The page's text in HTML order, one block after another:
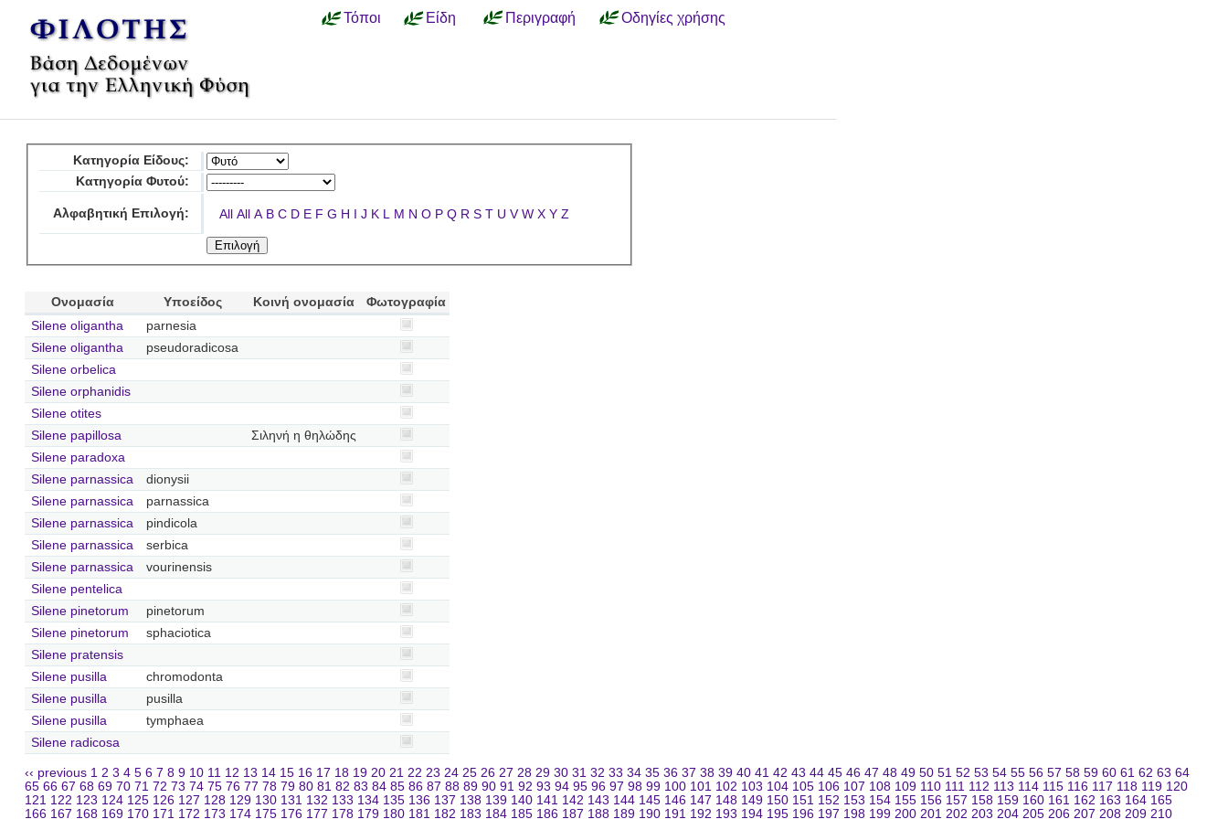
Τόποι Είδη Περιγραφή Οδηγίες χρήσης
Κατηγορία Είδους:
Κατηγορία Φυτού:
Αλφαβητική Επιλογή: All All A B C D E F G H I J K L M N O P Q R S T U V W X Y Z
Ονομασία Υποείδος Κοινή ονομασία
Φωτογραφία
Silene oligantha
parnesia
Silene oligantha
pseudoradicosa
Silene orbelica
Silene orphanidis
Silene otites
Silene papillosa
Σιληνή η θηλώδης
Silene paradoxa
Silene parnassica
dionysii
Silene parnassica
parnassica
Silene parnassica
pindicola
Silene parnassica
serbica
Silene parnassica
vourinensis
Silene pentelica
Silene pinetorum
pinetorum
Silene pinetorum
sphaciotica
Silene pratensis
Silene pusilla
chromodonta
Silene pusilla
pusilla
Silene pusilla
tymphaea
Silene radicosa
‹‹ previous 1 2 3 4 5 6 7 8 9 10 11 12 13 14 15 16 17 18 19 20 21 22 23 24 25 26 27 28 29 30 31 32 33 34 35 36 37 38 39 40 41 42 43 44 45 46 47 48 49 50 51 52 53 54 55 56 57 58 59 60 61 62 63 64
65 66 67 68 69 70 71 72 73 74 75 76 77 78 79 80 81 82 83 84 85 86 87 88 89 90 91 92 93 94 95 96 97 98 99 100 101 102 103 104 105 106 107 108 109 110 111 112 113 114 115 116 117 118 119 120
121 122 123 124 125 126 127 128 129 130 131 132 133 134 135 136 137 138 139 140 141 142 143 144 145 146 147 148 149 150 151 152 153 154 155 156 157 158 159 160 161 162 163 164 165
166 167 168 169 170 171 172 173 174 175 176 177 178 179 180 181 182 183 184 185 186 187 188 189 190 191 192 193 194 195 196 197 198 199 200 201 202 203 204 205 206 207 208 209 210